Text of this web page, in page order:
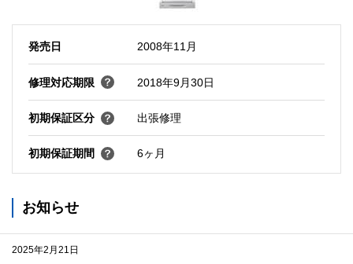
発売日 2008年11月
修理対応期限 2018年9月30日
初期保証区分 出張修理
初期保証期間 6ヶ月
お知らせ
2025年2月21日